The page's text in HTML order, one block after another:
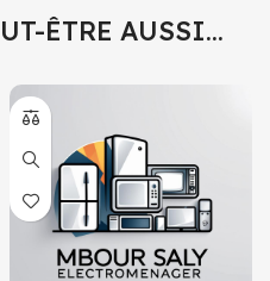
ÊTRE AUSSI…